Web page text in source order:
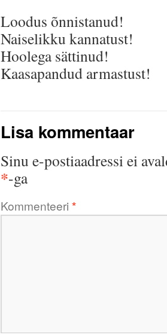
Loodus õnnistanud!
Naiselikku kannatust!
Hoolega sättinud!
Kaasapandud armastust!
Lisa kommentaar
Sinu e-postiaadressi ei
*-ga
Kommenteeri *